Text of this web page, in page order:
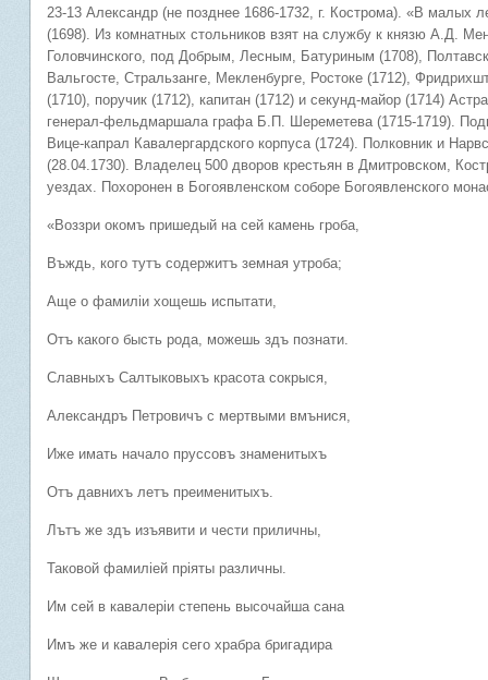
23-13 Александр (не позднее 1686-1732, г. Кострома). «В малых
(1698). Из комнатных стольников взят на службу к князю А.Д.
Головчинского, под Добрым, Лесным, Батуриным (1708),
Вальгосте, Стральзанге, Мекленбурге, Ростоке (1712),
(1710), поручик (1712), капитан (1712) и секунд-майор (1714)
генерал-фельдмаршала графа Б.П. Шереметева (1715-1719).
Вице-капрал Кавалергардского корпуса (1724). Полковник и
(28.04.1730). Владелец 500 дворов крестьян в Дмитровском,
уездах. Похоронен в Богоявленском соборе Богоявленского
«Воззри окомъ пришедый на сей камень гроба,
Въждь, кого тутъ содержитъ земная утроба;
Аще о фамилiи хощешь испытати,
Отъ какого бысть рода, можешь здъ познати.
Славныхъ Салтыковыхъ красота сокрыся,
Александръ Петровичъ с мертвыми вмънися,
Иже имать начало пруссовъ знаменитыхъ
Отъ давнихъ летъ преименитыхъ.
Лътъ же здъ изъявити и чести приличны,
Таковой фамилiей прiяты различны.
Им сей в кавалерiи степень высочайша сана
Имъ же и кавалерiя сего храбра бригадира